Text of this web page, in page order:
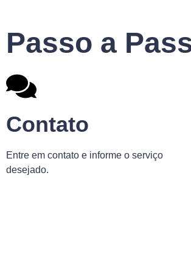
Passo a
Contato
Entre em contato e informe o serviço
desejado.